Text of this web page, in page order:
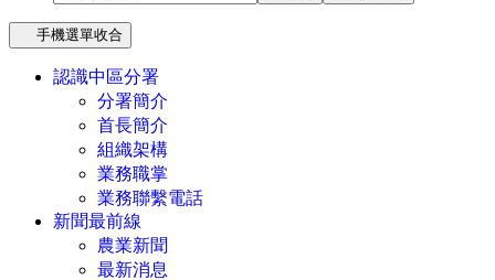
手機選單收合
認識中區分署
分署簡介
首長簡介
組織架構
業務職掌
業務聯繫電話
新聞最前線
農業新聞
最新消息